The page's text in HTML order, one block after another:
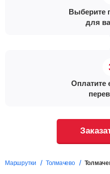
Выберите
для
Оплатите
Маршрутки Толмачево